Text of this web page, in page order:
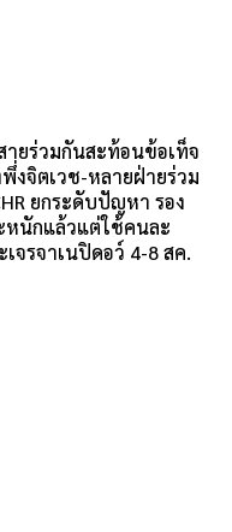
ยร่วมกันสะท้อนข้อเท็จ
งจิตเวช-หลายฝ่ายร่วม
ยกระดับปัญหา รอง
หนักแล้วแต่ใช้คนละ
จรจาเนปิดอว์ 4-8 สค.